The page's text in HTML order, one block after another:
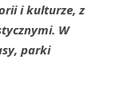
i kulturze, z
W
parki